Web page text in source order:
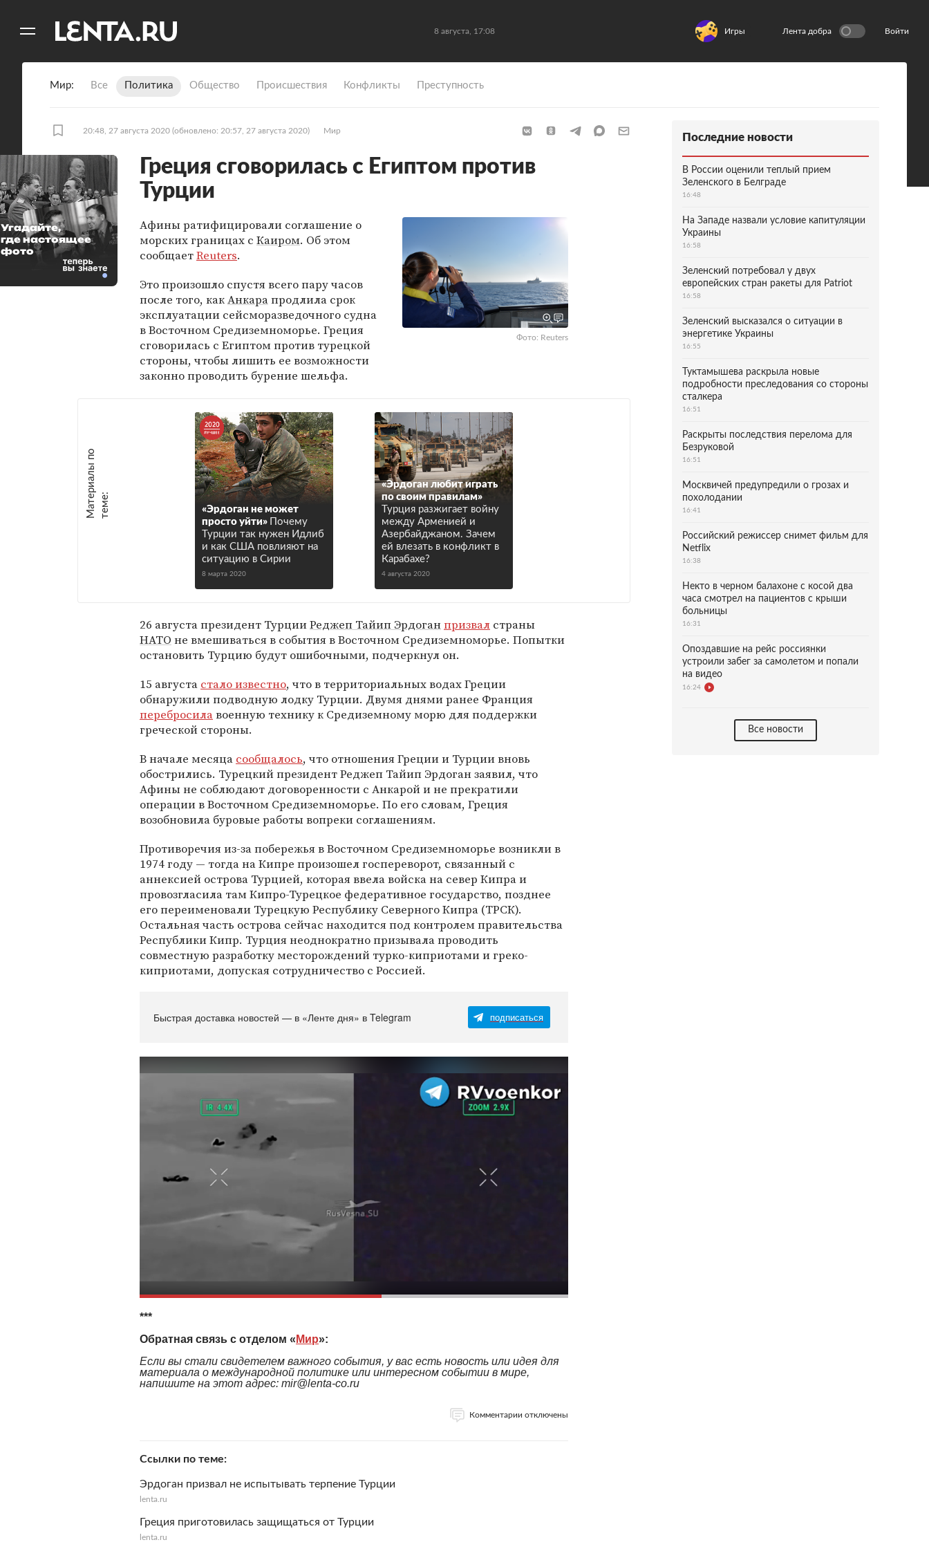
8 августа, 17:08 Игры Лента добра Войти
Мир Все Политика Общество Происшествия Конфликты Преступность
20:48, 27 августа 2020 (обновлено: 20:57, 27 августа 2020) Мир
Греция сговорилась с Египтом против
Турции
Фото: Reuters
Афины ратифицировали соглашение о
морских границах с Каиром. Об этом
сообщаетReuters.
Это произошло спустя всего пару часов
после того, какАнкарапродлила срок
эксплуатации сейсморазведочного судна
в Восточном Средиземноморье. Греция
сговорилась с Египтом против турецкой
стороны, чтобы лишить ее возможности
законно проводить бурение шельфа.
М
а
т е
р
и
а
л
ы
п
о
т
е
м
е :
«Эрдоган не может
просто уйти»
Почему
Турции так нужен Идлиб
и как США повлияют на
ситуацию в Сирии
8 марта 2020
«Эрдоган любит играть
по своим правилам»
Турция разжигает войну
между Арменией и
Азербайджаном. Зачем
ей влезать в конфликт в
Карабахе?
4 августа 2020
26 августа президент ТурцииРеджеп Тайип Эрдоганпризвал страны
НАТО не вмешиваться в события в Восточном Средиземноморье. Попытки
остановить Турцию будут ошибочными, подчеркнул он.
15 августа стало известно, что в территориальных водах Греции
обнаружили подводную лодку Турции. Двумя днями ранее Франция
перебросилавоенную технику к Средиземному морю для поддержки
греческой стороны.
В начале месяца сообщалось, что отношения Греции и Турции вновь
обострились. Турецкий президент Реджеп Тайип Эрдоган заявил, что
Афины не соблюдают договоренности с Анкарой и не прекратили
операции в Восточном Средиземноморье. По его словам, Греция
возобновила буровые работы вопреки соглашениям.
Противоречия из-за побережья в Восточном Средиземноморье возникли в
1974 году — тогда на Кипре произошел госпереворот, связанный с
аннексией острова Турцией, которая ввела войска на север Кипра и
провозгласила там Кипро-Турецкое федеративное государство, позднее
его переименовали Турецкую Республику Северного Кипра (ТРСК).
Остальная часть острова сейчас находится под контролем правительства
Республики Кипр. Турция неоднократно призывала проводить
совместную разработку месторождений турко-киприотами и греко-
киприотами, допуская сотрудничество с Россией.
Быстрая доставка новостей — в «Ленте дня» в Telegram подписаться
***
Обратная связь с отделом « Мир»:
Если вы стали свидетелем важного события, у вас есть новость или идея для
материала о международной политике или интересном событии в мире,
напишите на этот адрес: mir@lenta-co.ru
Комментарии отключены
Ссылки по теме
Эрдоган призвал не испытывать терпение Турции
lenta.ru
Греция приготовилась защищаться от Турции
lenta.ru
Угадайте,
где настоящее
фото
Последние новости
В России оценили теплый прием
Зеленского в Белграде
16:48
На Западе назвали условие капитуляции
Украины
16:58
Зеленский потребовал у двух
европейских стран ракеты для Patriot
16:58
Зеленский высказался о ситуации в
энергетике Украины
16:55
Туктамышева раскрыла новые
подробности преследования со стороны
сталкера
16:51
Раскрыты последствия перелома для
Безруковой
16:51
Москвичей предупредили о грозах и
похолодании
16:41
Российский режиссер снимет фильм для
Netflix
16:38
Некто в черном балахоне с косой два
часа смотрел на пациентов с крыши
больницы
16:31
Опоздавшие на рейс россиянки
устроили забег за самолетом и попали
на видео
16:24
Все новости